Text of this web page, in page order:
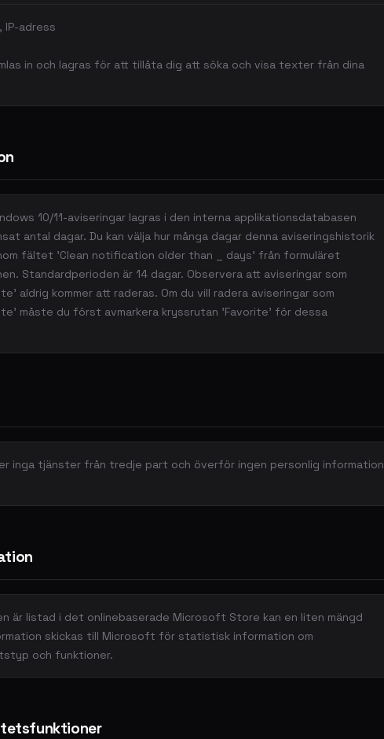
IP-adress
in och lagras för att tillåta dig att söka och visa texter från dina
10/11-aviseringar lagras i den interna applikationsdatabasen
antal dagar. Du kan välja hur många dagar denna aviseringshistorik
fältet 'Clean notification older than _ days' från formuläret
Standardperioden är 14 dagar. Observera att aviseringar som
aldrig kommer att raderas. Om du vill radera aviseringar som
måste du först avmarkera kryssrutan 'Favorite' för dessa
inga tjänster från tredje part och överför ingen personlig information
är listad i det onlinebaserade Microsoft Store kan en liten mängd
skickas till Microsoft för statistisk information om
och funktioner.